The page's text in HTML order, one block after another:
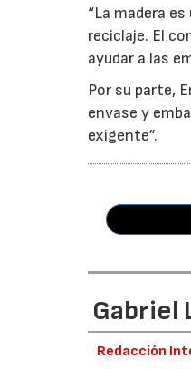
“La madera
reciclaje. El
ayudar a las
Por su parte,
envase y
exigente”.
Gabriel
Redacción